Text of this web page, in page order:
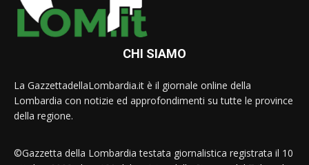
CHI SIAMO
La GazzettadellaLombardia.it è il giornale online della
Lombardia con notizie ed approfondimenti su tutte le province
della regione.
©Gazzetta della Lombardia testata giornalistica registrata il 10